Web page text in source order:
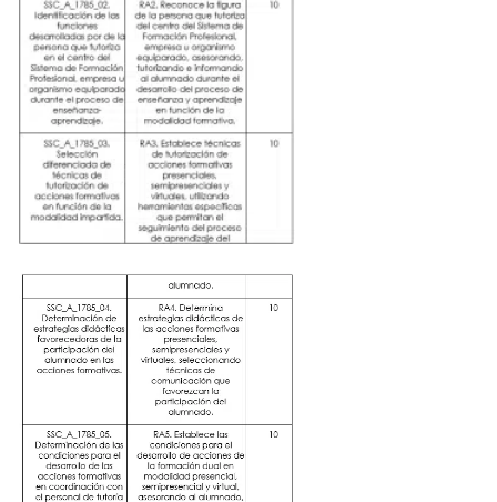
👉SSC_B_1784. Procesos para impartir acciones
de los grados A, B y C del Sistema de Formación